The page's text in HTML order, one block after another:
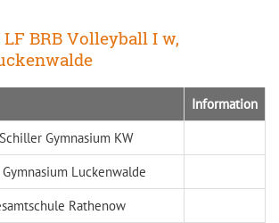
BRB Volleyball I w,
Information
Gymnasium KW
Luckenwalde
Rathenow